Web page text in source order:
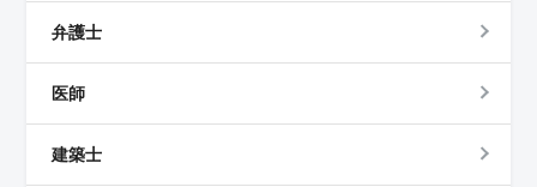
弁護士
医師
建築士